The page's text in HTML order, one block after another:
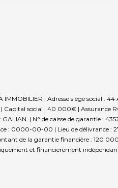
| Adresse siège social :
Capital social : 40 000€ | Assurance
| N° de caisse de garantie :
0000-00-00 | Lieu de délivrance :
de la garantie financière : 120
et financièrement